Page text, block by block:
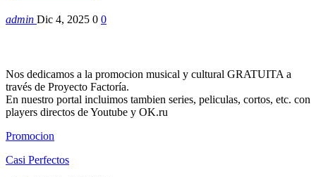
admin Dic 4, 2025 0 0
Nos dedicamos a la promocion musical y cultural GRATUITA a
través de Proyecto Factoría.
En nuestro portal incluimos tambien series, peliculas, cortos, etc. con
players directos de Youtube y OK.ru
Promocion
Casi Perfectos